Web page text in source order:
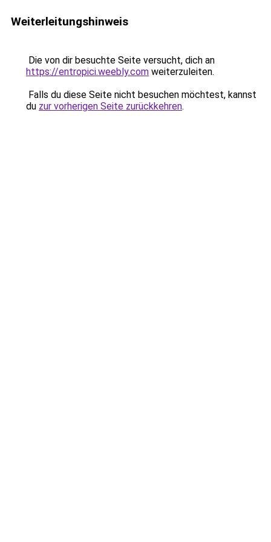
Weiterleitungshinweis
Die von dir besuchte Seite versucht, dich an
https://entropici.weebly.com weiterzuleiten.
Falls du diese Seite nicht besuchen möchtest, kannst
du zur vorherigen Seite zurückkehren.